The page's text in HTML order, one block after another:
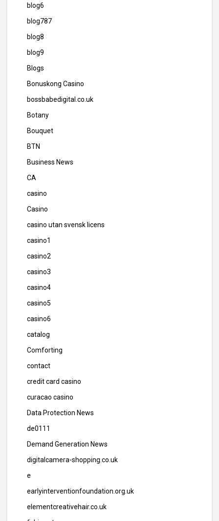
blog6
blog787
blog8
blog9
Blogs
Bonuskong Casino
bossbabedigital.co.uk
Botany
Bouquet
BTN
Business News
CA
casino
Casino
casino utan svensk licens
casino1
casino2
casino3
casino4
casino5
casino6
catalog
Comforting
contact
credit card casino
curacao casino
Data Protection News
de0111
Demand Generation News
digitalcamera-shopping.co.uk
e
earlyinterventionfoundation.org.uk
elementcreativehair.co.uk